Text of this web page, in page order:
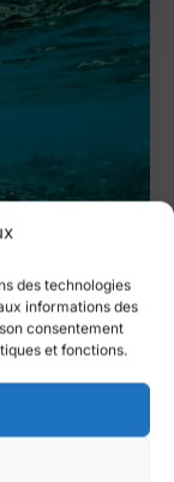
des technologies
informations des
consentement
et fonctions.
en
l’Océan
océans